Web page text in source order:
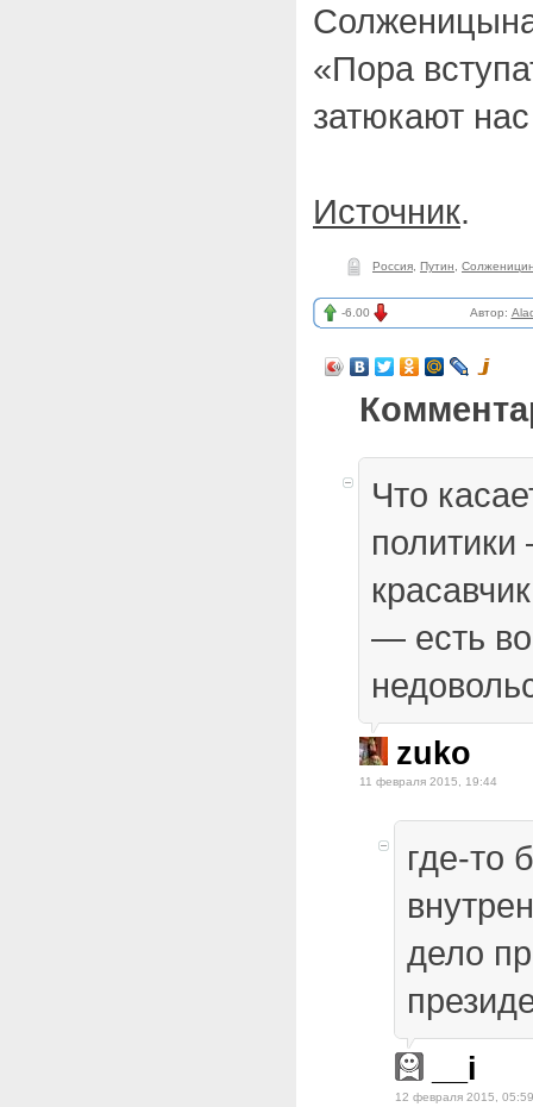
«Пора
затюкают
Источник.
Россия Путин
-6.00 Автор:
Что
— есть
zuko
11 февраля 2015, 19:44
где-то
дело
__i
12 февраля 2015, 05:59